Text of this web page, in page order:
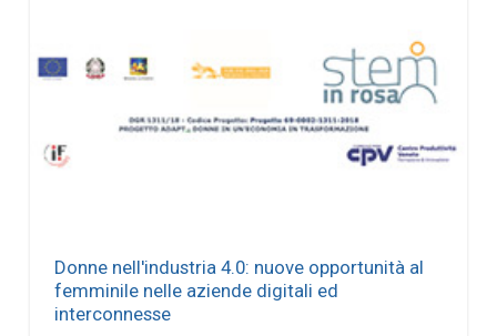
Donne nell'industria 4.0: nuove opportunità al
femminile nelle aziende digitali ed
interconnesse